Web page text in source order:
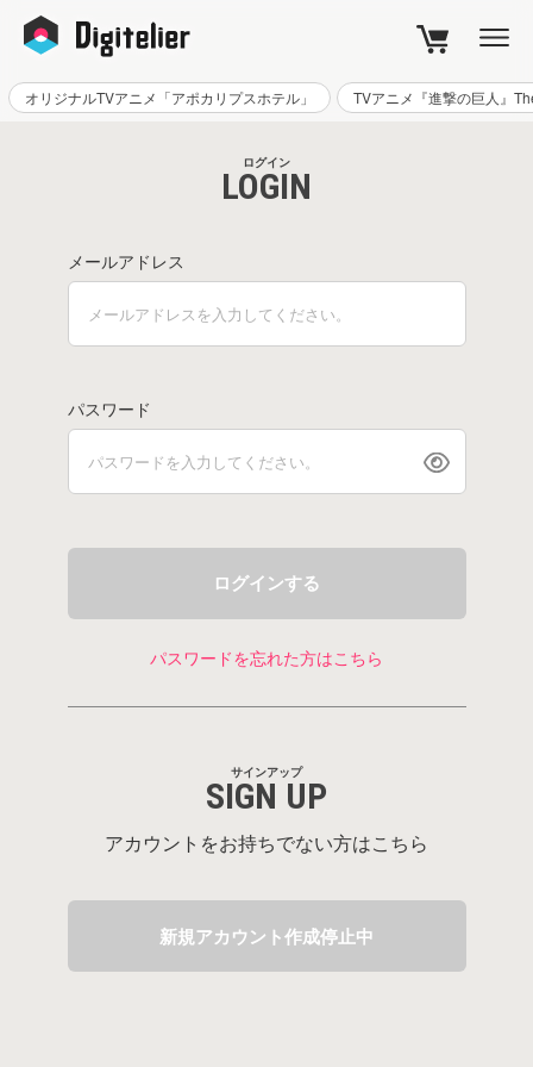
オリジナルTVアニメ「アポカリプスホテル」 TVアニメ『進撃の巨人』
CART
カート
アイテムがありません。
LOGIN
ログイン
メールアドレス
パスワード
ログインする
パスワードを忘れた方はこちら
SIGN UP
サインアップ
アカウントをお持ちでない方はこちら
新規アカウント作成停止中